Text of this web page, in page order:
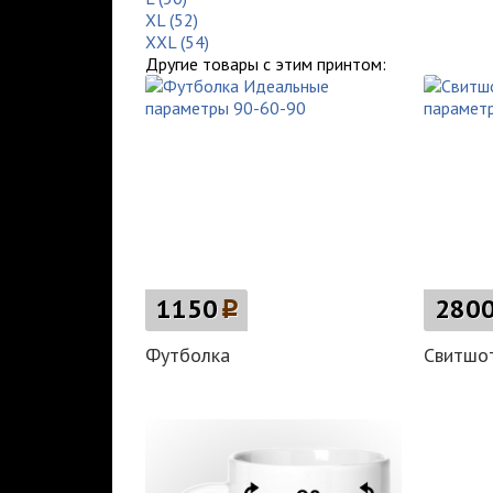
XL (52)
XXL (54)
Другие товары с этим принтом:
1150p
Футболка